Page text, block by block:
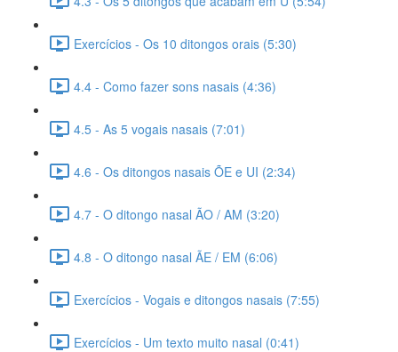
Exercícios - Os 10 ditongos orais (5:30)
4.4 - Como fazer sons nasais (4:36)
4.5 - As 5 vogais nasais (7:01)
4.6 - Os ditongos nasais ÕE e UI (2:34)
4.7 - O ditongo nasal ÃO / AM (3:20)
4.8 - O ditongo nasal ÃE / EM (6:06)
Exercícios - Vogais e ditongos nasais (7:55)
Exercícios - Um texto muito nasal (0:41)